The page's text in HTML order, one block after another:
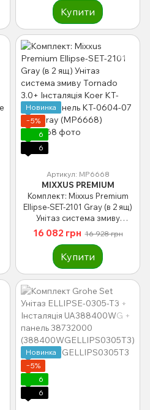
Black Mat (MP6669)
Купити
Новинка
−5%
6
6
Артикул: MP6668
MIXXUS PREMIUM
Комплект: Mixxus Premium
Ellipse-SET-2101 Gray (в 2 ящ)
Унітаз система змиву
Tornado 3.0+ Інсталяція Koer
KT-0404 + панель KT-0604-07
Gun Gray (MP6668)
16 082 грн 16 928 грн
Купити
Новинка
−5%
6
6